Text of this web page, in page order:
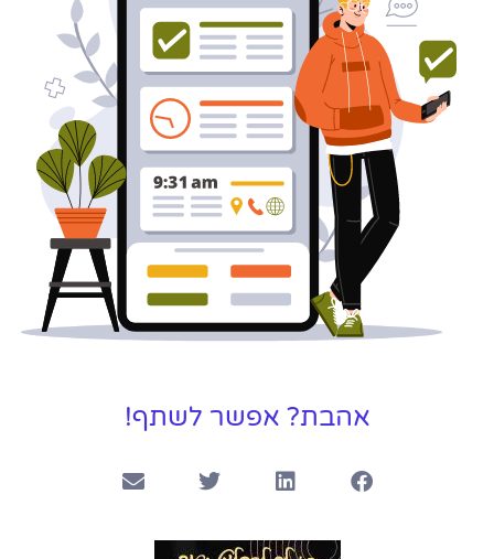
לפרטים
אהבת? אפשר לשתף!